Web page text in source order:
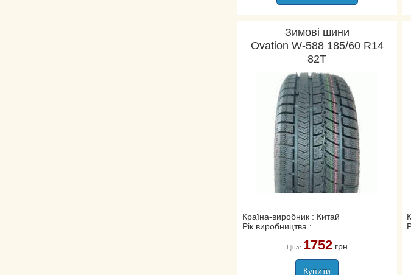
Зимові шини
Ovation W-588 185/60 R14
82T
Країна-виробник : Китай
Рік виробництва :
Ціна: 1752грн
Купити